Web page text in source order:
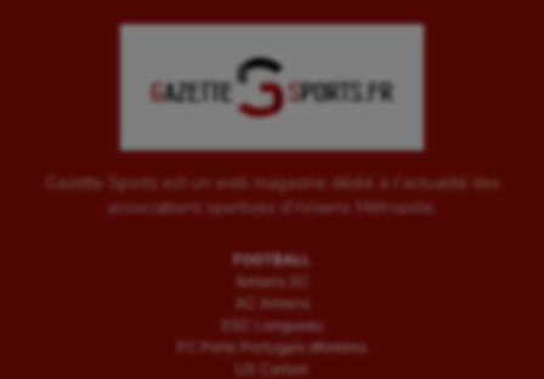
Gazette Sports est un web magazine dédié à l'actualité des
associations sportives d'Amiens Métropole.
FOOTBALL
Amiens SC
AC Amiens
ESC Longueau
FC Porto Portugais d’Amiens
US Camon